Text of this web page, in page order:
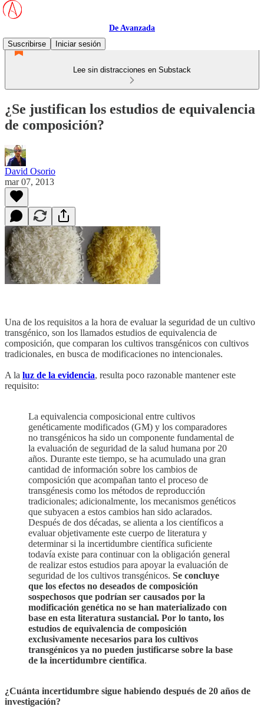
De Avanzada
Suscribirse
Iniciar sesión
Lee sin distracciones en Substack
¿Se justifican los estudios de equivalencia
de composición?
David Osorio
mar 07, 2013
Una de los requisitos a la hora de evaluar la seguridad de un cultivo
transgénico, son los llamados estudios de equivalencia de
composición, que comparan los cultivos transgénicos con cultivos
tradicionales, en busca de modificaciones no intencionales.
A la luz de la evidencia, resulta poco razonable mantener este
requisito:
La equivalencia composicional entre cultivos
genéticamente modificados (GM) y los comparadores
no transgénicos ha sido un componente fundamental de
la evaluación de seguridad de la salud humana por 20
años. Durante este tiempo, se ha acumulado una gran
cantidad de información sobre los cambios de
composición que acompañan tanto el proceso de
transgénesis como los métodos de reproducción
tradicionales; adicionalmente, los mecanismos genéticos
que subyacen a estos cambios han sido aclarados.
Después de dos décadas, se alienta a los científicos a
evaluar objetivamente este cuerpo de literatura y
determinar si la incertidumbre científica suficiente
todavía existe para continuar con la obligación general
de realizar estos estudios para apoyar la evaluación de
seguridad de los cultivos transgénicos. Se concluye
que los efectos no deseados de composición
sospechosos que podrían ser causados ​​por la
modificación genética no se han materializado con
base en esta literatura sustancial. Por lo tanto, los
estudios de equivalencia de composición
exclusivamente necesarios para los cultivos
transgénicos ya no pueden justificarse sobre la base
de la incertidumbre científica.
¿Cuánta incertidumbre sigue habiendo después de 20 años de
investigación?